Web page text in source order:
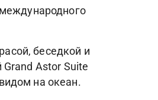
беседкой и
Astor Suite
на океан.